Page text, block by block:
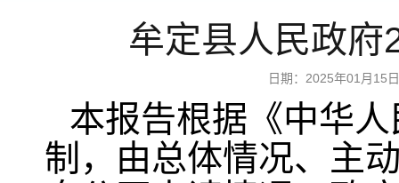
牟定县人民政府
日期：2025年01月
本报告根据《中华
制，由总体情况、主